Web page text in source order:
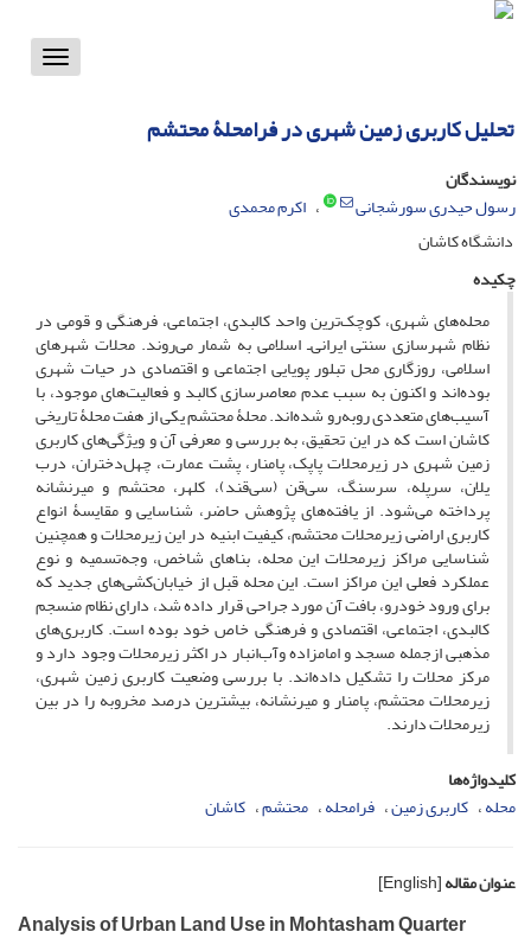
Toggle
تحلیل کاربری زمین شهری در فرامحلۀ محتشم
نویسندگان
رسول حیدری سورشجانی
اکرم محمدی
دانشگاه کاشان
چکیده
محله‌های شهری، کوچک‌ترین واحد کالبدی، اجتماعی، فرهنگی و قومی در
نظام شهرسازی سنتی ایرانی‌ـ اسلامی به شمار می‌روند. محلات شهرهای
اسلامی، روزگاری محل تبلور پویایی اجتماعی و اقتصادی در حیات شهری
بوده‌اند و اکنون به سبب عدم معاصرسازی کالبد و فعالیت‌های موجود، با
آسیب‌های متعددی روبه‌رو شده‌اند. محلۀ محتشم یکی از هفت محلۀ تاریخی
کاشان است که در این تحقیق، به بررسی و معرفی آن و ویژگی‌های کاربری
زمین شهری در زیرمحلات پاپک، پامنار، پشت عمارت، چهل‌دختران، درب
یلان، سرپله، سرسنگ، سی‌قن (سی‌قند)، کلهر، محتشم و میرنشانه
پرداخته می‌شود. از یافته‌های پژوهش حاضر، شناسایی و مقایسۀ انواع
کاربری اراضی زیرمحلات محتشم، کیفیت ابنیه در این زیرمحلات و همچنین
شناسایی مراکز زیرمحلات این محله، بناهای شاخص، وجه‌تسمیه و نوع
عملکرد فعلی این مراکز است. این محله قبل از خیابان‌کشی‌های جدید که
برای ورود خودرو، بافت آن مورد جراحی قرار داده شد، دارای نظام منسجم
کالبدی، اجتماعی، اقتصادی و فرهنگی خاص خود بوده است. کاربری‌های
مذهبی ازجمله مسجد و امامزاده وآب‌انبار در اکثر زیرمحلات وجود دارد و
مرکز محلات را تشکیل داده‌اند. با بررسی وضعیت کاربری زمین شهری،
زیرمحلات محتشم، پامنار و‌‌ میرنشانه، بیشترین درصد مخروبه را در بین
زیرمحلات دارند.
کلیدواژه‌ها
محله کاربری زمین فرامحله محتشم کاشان
عنوان مقاله[English]
Analysis of Urban Land Use in Mohtasham Quarter